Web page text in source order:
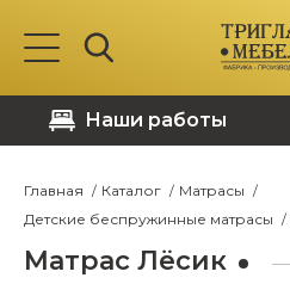
Наши работы
Главная Каталог
Матрасы
Детские беспружинные матрасы
Матрас Лёсик